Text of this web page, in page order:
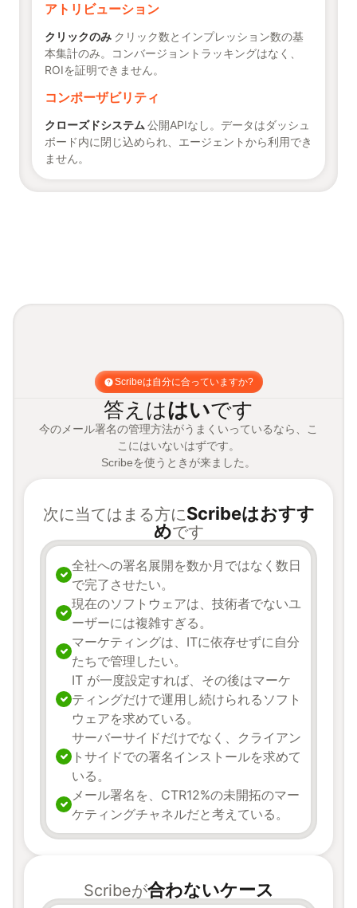
アトリビューション
クリックのみ クリック数とインプレッション数の基
本集計のみ。コンバージョントラッキングはなく、
ROIを証明できません。
コンポーザビリティ
クローズドシステム 公開APIなし。データはダッシュ
ボード内に閉じ込められ、エージェントから利用でき
ません。
Scribeは自分に合っていますか?
答えははいです
今のメール署名の管理方法がうまくいっているなら、こ
こにはいないはずです。
Scribeを使うときが来ました。
次に当てはまる方にScribeはおすす
めです
全社への署名展開を数か月ではなく数日
で完了させたい。
現在のソフトウェアは、技術者でないユ
ーザーには複雑すぎる。
マーケティングは、ITに依存せずに自分
たちで管理したい。
IT が一度設定すれば、その後はマーケ
ティングだけで運用し続けられるソフト
ウェアを求めている。
サーバーサイドだけでなく、クライアン
トサイドでの署名インストールを求めて
いる。
メール署名を、CTR12%の未開拓のマー
ケティングチャネルだと考えている。
Scribeが合わないケース